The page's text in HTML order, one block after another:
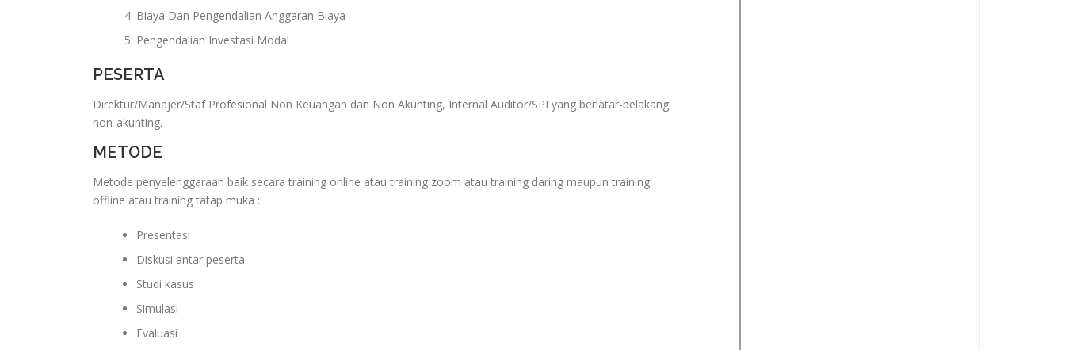
Biaya Dan Pengendalian Anggaran Biaya
Pengendalian Investasi Modal
PESERTA
Direktur/Manajer/Staf Profesional Non Keuangan dan Non Akunting, Internal Auditor/SPI yang berlatar-belakang
non-akunting.
METODE
Metode penyelenggaraan baik secara training online atau training zoom atau training daring maupun training
offline atau training tatap muka :
Presentasi
Diskusi antar peserta
Studi kasus
Simulasi
Evaluasi